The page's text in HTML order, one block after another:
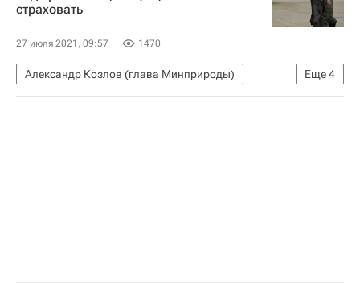
Городское хозяйство Москвы
Комплекс городского хозяйства Москвы
страховать
27 июля 2021, 09:57 1470
Еще4
Александр Козлов (глава Минприроды)
Дальний Восток
Происшествия
Жилье